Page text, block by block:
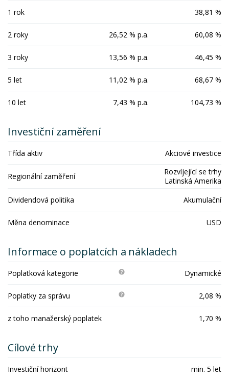
1 rok 38,81 %
2 roky 26,52 % p.a. 60,08 %
3 roky 13,56 % p.a. 46,45 %
5 let 11,02 % p.a. 68,67 %
10 let 7,43 % p.a. 104,73 %
Investiční zaměření
Třída aktiv Akciové investice
Regionální zaměření
Rozvíjející se trhy
Latinská Amerika
Dividendová politika
Akumulační
Měna denominace USD
Informace o poplatcích a nákladech
Poplatková kategorie Dynamické
Poplatky za správu 2,08 %
z toho manažerský poplatek 1,70 %
Cílové trhy
Investiční horizont min. 5 let